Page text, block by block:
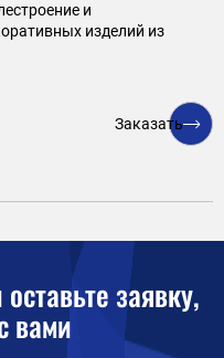
и
изделий из
Заказать
заявку,
вами